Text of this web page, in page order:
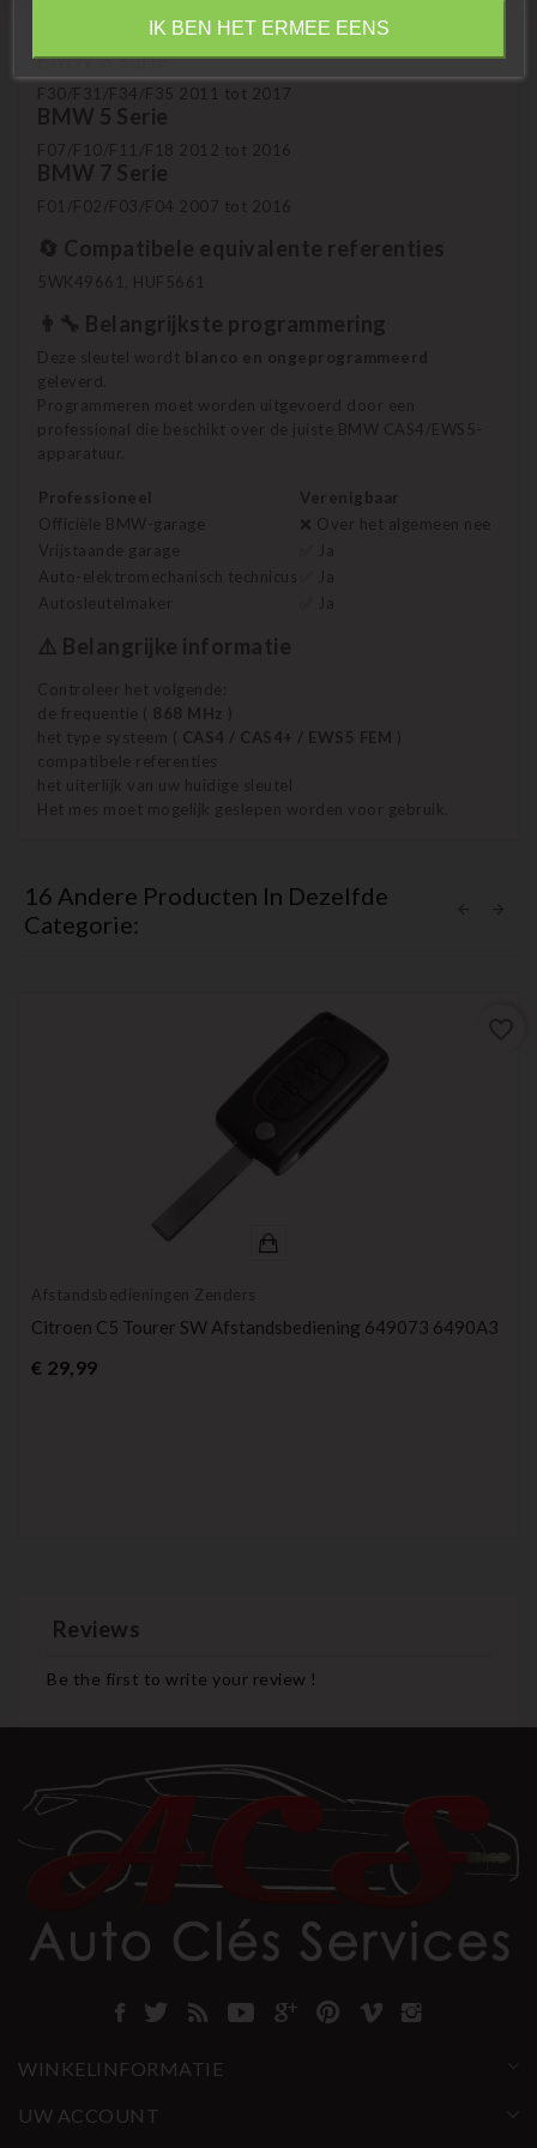
✔️ Compatibel met de volgende modellen:
BMW 3 Serie
F30/F31/F34/F35 2011 tot 2017
BMW 5 Serie
F07/F10/F11/F18 2012 tot 2016
BMW 7 Serie
F01/F02/F03/F04 2007 tot 2016
🔄 Compatibele equivalente referenties
5WK49661, HUF5661
👨‍🔧 Belangrijkste programmering
Deze sleutel wordt blanco en ongeprogrammeerd
geleverd.
Programmeren moet worden uitgevoerd door een
professional die beschikt over de juiste BMW CAS4/EWS5-
apparatuur.
Professioneel
Verenigbaar
Officiële BMW-garage
❌ Over het algemeen nee
Vrijstaande garage
✅ Ja
Auto-elektromechanisch technicus
✅ Ja
Autosleutelmaker
✅ Ja
⚠️ Belangrijke informatie
Controleer het volgende:
de frequentie ( 868 MHz )
het type systeem ( CAS4 / CAS4+ / EWS5 FEM )
compatibele referenties
het uiterlijk van uw huidige sleutel
Het mes moet mogelijk geslepen worden voor gebruik.
16 Andere Producten In Dezelfde
Categorie:
Afstandsbedieningen Zenders
Citroen C5 Tourer SW Afstandsbediening 649073 6490A3
€ 29,99Prijs
Reviews
Be the first to write your review !
WINKELINFORMATIE
UW ACCOUNT
IK BEN HET ERMEE EENS
Information